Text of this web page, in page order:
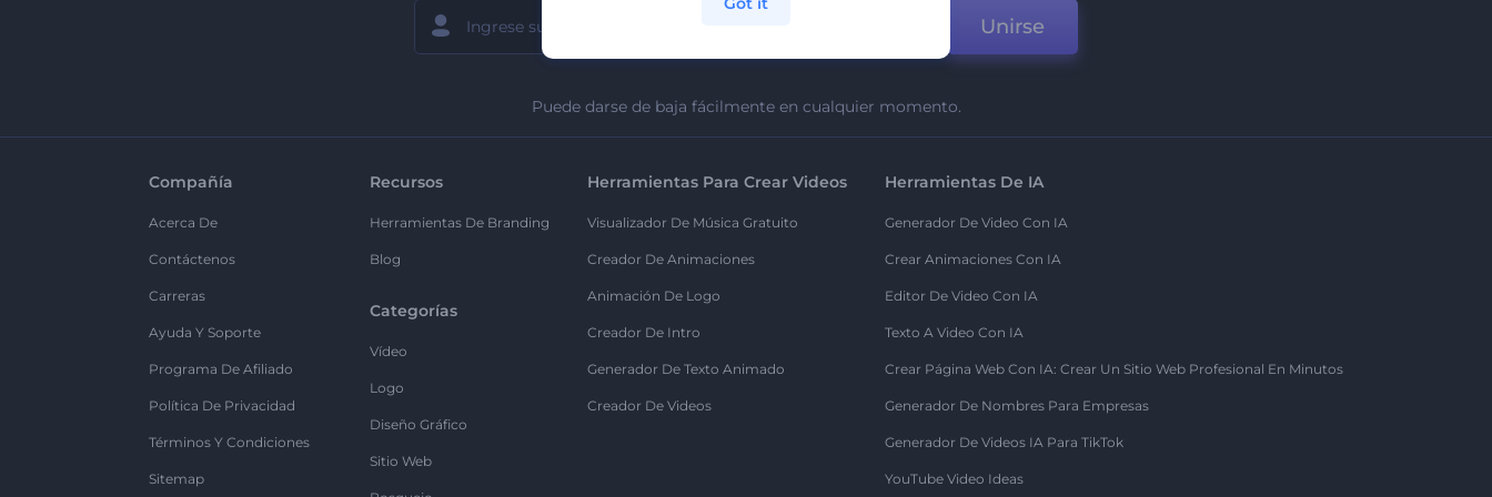
Unirse
Puede darse de baja fácilmente en cualquier momento.
Compañía
Acerca De
Contáctenos
Carreras
Ayuda Y Soporte
Programa De Afiliado
Política De Privacidad
Términos Y Condiciones
Sitemap
Recursos
Herramientas De Branding
Blog
Categorías
Vídeo
Logo
Diseño Gráfico
Sitio Web
Herramientas Para Crear Videos
Visualizador De Música Gratuito
Creador De Animaciones
Animación De Logo
Creador De Intro
Generador De Texto Animado
Creador De Videos
Herramientas De IA
Generador De Video Con IA
Crear Animaciones Con IA
Editor De Video Con IA
Texto A Video Con IA
Crear Página Web Con IA: Crear Un Sitio Web Profesional En Minutos
Generador De Nombres Para Empresas
Generador De Videos IA Para TikTok
YouTube Video Ideas